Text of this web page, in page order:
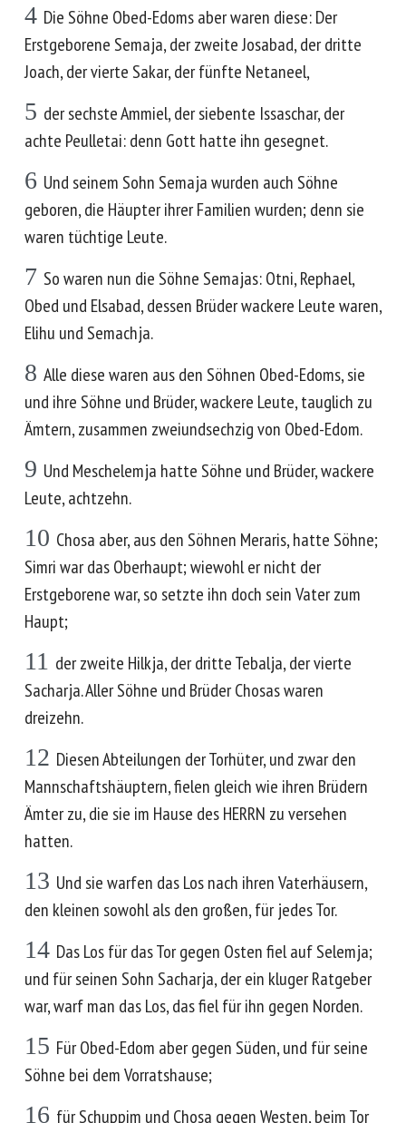
4 Die Söhne Obed-Edoms aber waren diese: Der
Erstgeborene Semaja, der zweite Josabad, der dritte
Joach, der vierte Sakar, der fünfte Netaneel,
5 der sechste Ammiel, der siebente Issaschar, der
achte Peulletai: denn Gott hatte ihn gesegnet.
6 Und seinem Sohn Semaja wurden auch Söhne
geboren, die Häupter ihrer Familien wurden; denn sie
waren tüchtige Leute.
7 So waren nun die Söhne Semajas: Otni, Rephael,
Obed und Elsabad, dessen Brüder wackere Leute waren,
Elihu und Semachja.
8 Alle diese waren aus den Söhnen Obed-Edoms, sie
und ihre Söhne und Brüder, wackere Leute, tauglich zu
Ämtern, zusammen zweiundsechzig von Obed-Edom.
9 Und Meschelemja hatte Söhne und Brüder, wackere
Leute, achtzehn.
10 Chosa aber, aus den Söhnen Meraris, hatte Söhne;
Simri war das Oberhaupt; wiewohl er nicht der
Erstgeborene war, so setzte ihn doch sein Vater zum
Haupt;
11 der zweite Hilkja, der dritte Tebalja, der vierte
Sacharja. Aller Söhne und Brüder Chosas waren
dreizehn.
12 Diesen Abteilungen der Torhüter, und zwar den
Mannschaftshäuptern, fielen gleich wie ihren Brüdern
Ämter zu, die sie im Hause des HERRN zu versehen
hatten.
13 Und sie warfen das Los nach ihren Vaterhäusern,
den kleinen sowohl als den großen, für jedes Tor.
14 Das Los für das Tor gegen Osten fiel auf Selemja;
und für seinen Sohn Sacharja, der ein kluger Ratgeber
war, warf man das Los, das fiel für ihn gegen Norden.
15 Für Obed-Edom aber gegen Süden, und für seine
Söhne bei dem Vorratshause;
16 für Schuppim und Chosa gegen Westen, beim Tor